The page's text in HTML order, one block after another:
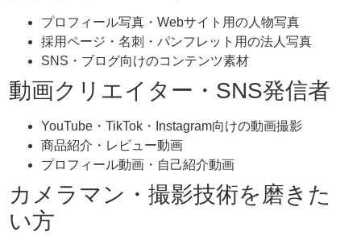
プロフィール写真・Webサイト用の人物写真
採用ページ・名刺・パンフレット用の法人写真
SNS・ブログ向けのコンテンツ素材
動画クリエイター・SNS発信者
YouTube・TikTok・Instagram向けの動画撮影
商品紹介・レビュー動画
プロフィール動画・自己紹介動画
カメラマン・撮影技術を磨きた
い方